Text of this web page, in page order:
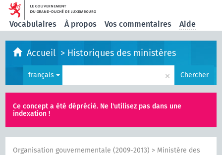
Vocabulaires À propos Vos commentaires Aide
Accueil > Historiques des ministères
français × Chercher
Ce concept a été déprécié. Ne l'utilisez pas dans une
indexation !
Organisation gouvernementale (2009-2013) > Ministère des